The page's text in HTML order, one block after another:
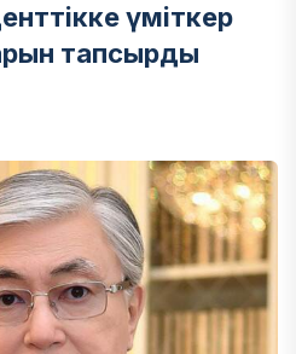
үміткер
тапсырды